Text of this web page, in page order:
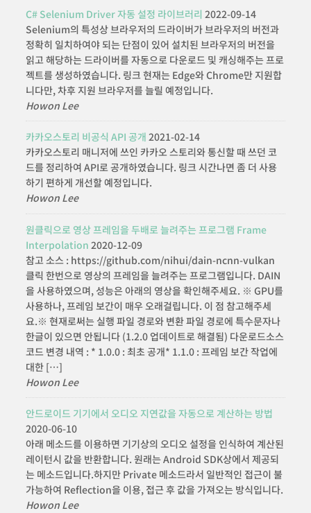
C# Selenium Driver 자동 설정 라이브러리 2022-09-14
Selenium의 특성상 브라우저의 드라이버가 브라우저의 버전과
정확히 일치하여야 되는 단점이 있어 설치된 브라우저의 버전을
읽고 해당하는 드라이버를 자동으로 다운로드 및 캐싱해주는 프로
젝트를 생성하였습니다. 링크 현재는 Edge와 Chrome만 지원합
니다만, 차후 지원 브라우저를 늘릴 예정입니다.
Howon Lee
카카오스토리 비공식 API 공개 2021-02-14
카카오스토리 매니저에 쓰인 카카오 스토리와 통신할 때 쓰던 코
드를 정리하여 API로 공개하였습니다. 링크 시간나면 좀 더 사용
하기 편하게 개선할 예정입니다.
Howon Lee
원클릭으로 영상 프레임을 두배로 늘려주는 프로그램 Frame
Interpolation 2020-12-09
참고 소스 : https://github.com/nihui/dain-ncnn-vulkan
클릭 한번으로 영상의 프레임을 늘려주는 프로그램입니다. DAIN
을 사용하였으며, 성능은 아래의 영상을 확인해주세요. ※ GPU를
사용하나, 프레임 보간이 매우 오래걸립니다. 이 점 참고해주세
요.※ 현재로써는 실행 파일 경로와 변환 파일 경로에 특수문자나
한글이 있으면 안됩니다 (1.2.0 업데이트로 해결됨) 다운로드소스
코드 변경 내역 : * 1.0.0 : 최초 공개* 1.1.0 : 프레임 보간 작업에
대한 […]
Howon Lee
안드로이드 기기에서 오디오 지연값을 자동으로 계산하는 방법
2020-06-10
아래 메소드를 이용하면 기기상의 오디오 설정을 인식하여 계산된
레이턴시 값을 반환합니다. 원래는 Android SDK상에서 제공되
는 메소드입니다.하지만 Private 메소드라서 일반적인 접근이 불
가능하여 Reflection을 이용, 접근 후 값을 가져오는 방식입니다.
Howon Lee